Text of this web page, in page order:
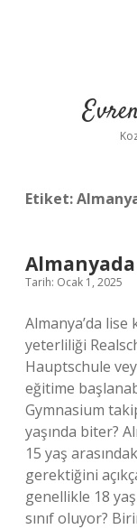
Etiket:
Almanyada
Tarih: Ocak 1, 2025
Almanya’da lise
yeterliliği
Hauptschule
eğitime
Gymnasium
yaşında biter?
15 yaş
gerektiğini
genellikle 18
sınıf oluyor?